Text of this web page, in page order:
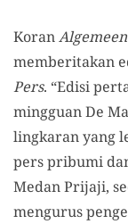
Koran
memberitakan
Pers. “Edisi
mingguan De
lingkaran yang
pers pribumi
Medan Prijaji,
mengurus